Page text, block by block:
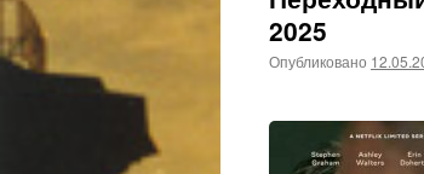
2025
Опубликовано